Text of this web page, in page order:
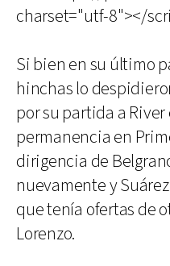
charset="utf-8"></
Si bien en su último
hinchas lo
por su partida a
permanencia en
dirigencia de
nuevamente y
que tenía ofertas de
Lorenzo.